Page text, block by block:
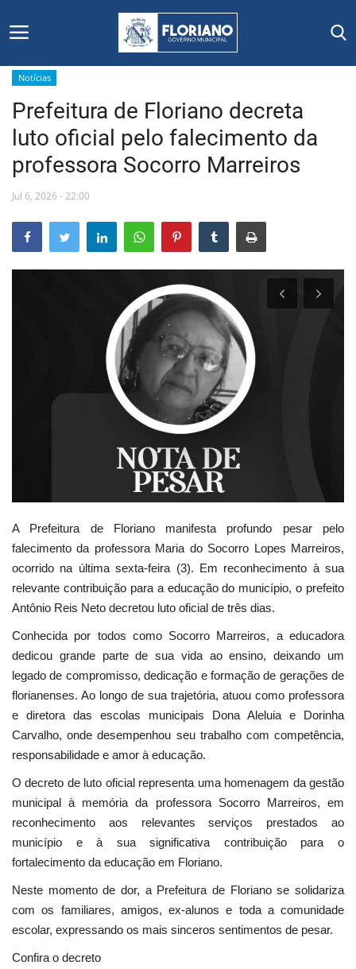
Início
Editais
Floriano
Secretarias e Órgãos
Mural de Licitações
Webmail
Notícias
Prefeitura de Floriano decreta
luto oficial pelo falecimento da
professora Socorro Marreiros
Jul 6, 2026 - 22:00
A Prefeitura de Floriano manifesta profundo pesar pelo
falecimento da professora Maria do Socorro Lopes Marreiros,
ocorrido na última sexta-feira (3). Em reconhecimento à sua
relevante contribuição para a educação do município, o prefeito
Antônio Reis Neto decretou luto oficial de três dias.
Conhecida por todos como Socorro Marreiros, a educadora
dedicou grande parte de sua vida ao ensino, deixando um
legado de compromisso, dedicação e formação de gerações de
florianenses. Ao longo de sua trajetória, atuou como professora
e diretora das escolas municipais Dona Aleluia e Dorinha
Carvalho, onde desempenhou seu trabalho com competência,
responsabilidade e amor à educação.
O decreto de luto oficial representa uma homenagem da gestão
municipal à memória da professora Socorro Marreiros, em
reconhecimento aos relevantes serviços prestados ao
município e à sua significativa contribuição para o
fortalecimento da educação em Floriano.
Neste momento de dor, a Prefeitura de Floriano se solidariza
com os familiares, amigos, ex-alunos e toda a comunidade
escolar, expressando os mais sinceros sentimentos de pesar.
Confira o decreto